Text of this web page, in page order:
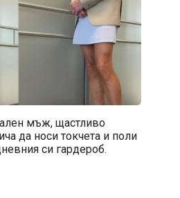
мъж, щастливо
да носи токчета и поли
си гардероб.